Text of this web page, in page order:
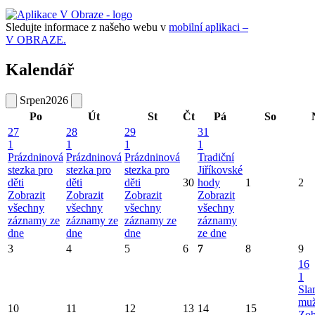
Sledujte informace z našeho webu v mobilní aplikaci –
V OBRAZE.
Kalendář
Srpen2026
Po
Út St Čt Pá So
27
1
Prázdninová
stezka pro
děti
Zobrazit
všechny
záznamy ze
dne
28
1
Prázdninová
stezka pro
děti
Zobrazit
všechny
záznamy ze
dne
29
1
Prázdninová
stezka pro
děti
Zobrazit
všechny
záznamy ze
dne
30
31
1
Tradiční
Jiříkovské
hody
Zobrazit
všechny
záznamy
ze dne
1 2
3 4 5 6 7 8 9
10 11 12 13 14 15
16
1